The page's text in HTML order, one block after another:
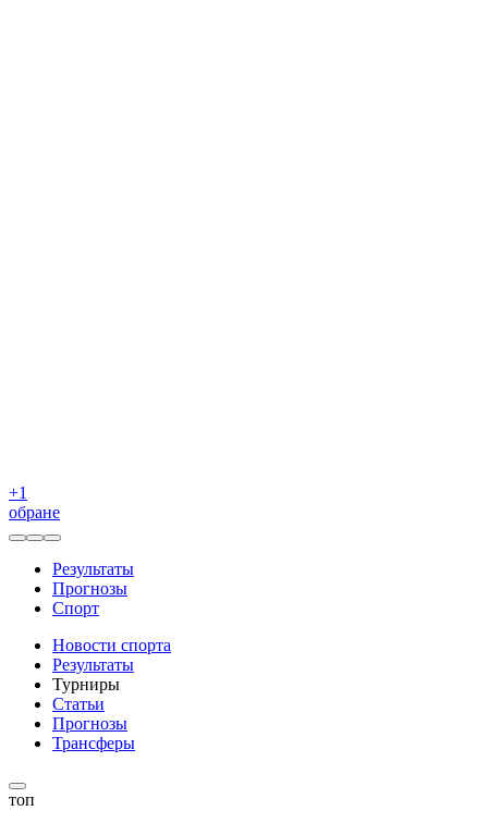
+1
обране
Результаты
Прогнозы
Спорт
Новости спорта
Результаты
Турниры
Статьи
Прогнозы
Трансферы
топ